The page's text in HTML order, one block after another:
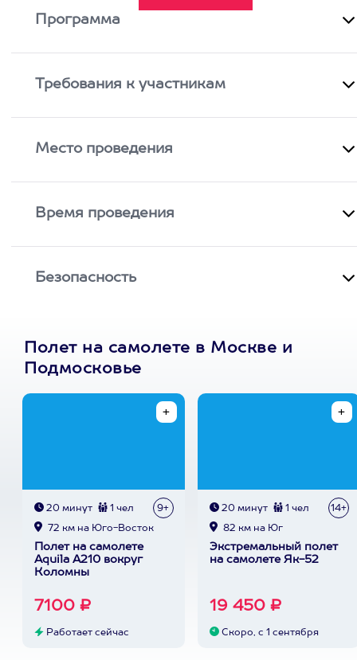
Программа
Требования к участникам
Место проведения
Время проведения
Безопасность
Полет на самолете в Москве и
Подмосковье
20 минут 1 чел 9+
72 км на Юго-Восток
Полет на самолете
Aquila A210 вокруг
Коломны
7100 ₽
Работает сейчас
20 минут 1 чел 14+
82 км на Юг
Экстремальный полет
на самолете Як-52
19 450 ₽
Скоро, с 1 сентября